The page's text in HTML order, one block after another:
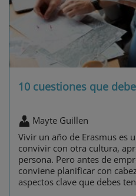
10 cuestiones que
Mayte Guillen
Vivir un año de Erasmus es
convivir con otra cultura,
persona. Pero antes de
conviene planificar con
aspectos clave que debes